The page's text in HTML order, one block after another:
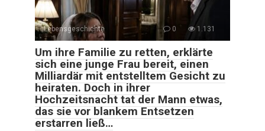
Lebensgeschichte 0 1.131
Um ihre Familie zu retten, erklärte
sich eine junge Frau bereit, einen
Milliardär mit entstelltem Gesicht zu
heiraten. Doch in ihrer
Hochzeitsnacht tat der Mann etwas,
das sie vor blankem Entsetzen
erstarren ließ…